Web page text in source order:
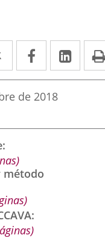
Twitter
Enlace
a
una
externa.
Facebook
Enlace
a
una
externa.
a
de 2018
método